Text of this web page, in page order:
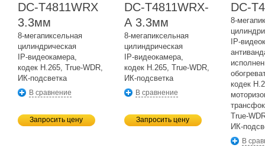
DC-T4811WRX
3.3мм
8-мегапиксельная
цилиндрическая
IP-видеокамера,
кодек H.265, True-WDR,
ИК-подсветка
В сравнение
Запросить цену
DC-T4811WRX-
А 3.3мм
8-мегапиксельная
цилиндрическая
IP-видеокамера,
кодек H.265, True-WDR,
ИК-подсветка
В сравнение
Запросить цену
DC-
8-
IP-
кодек
True-
ИК-
В